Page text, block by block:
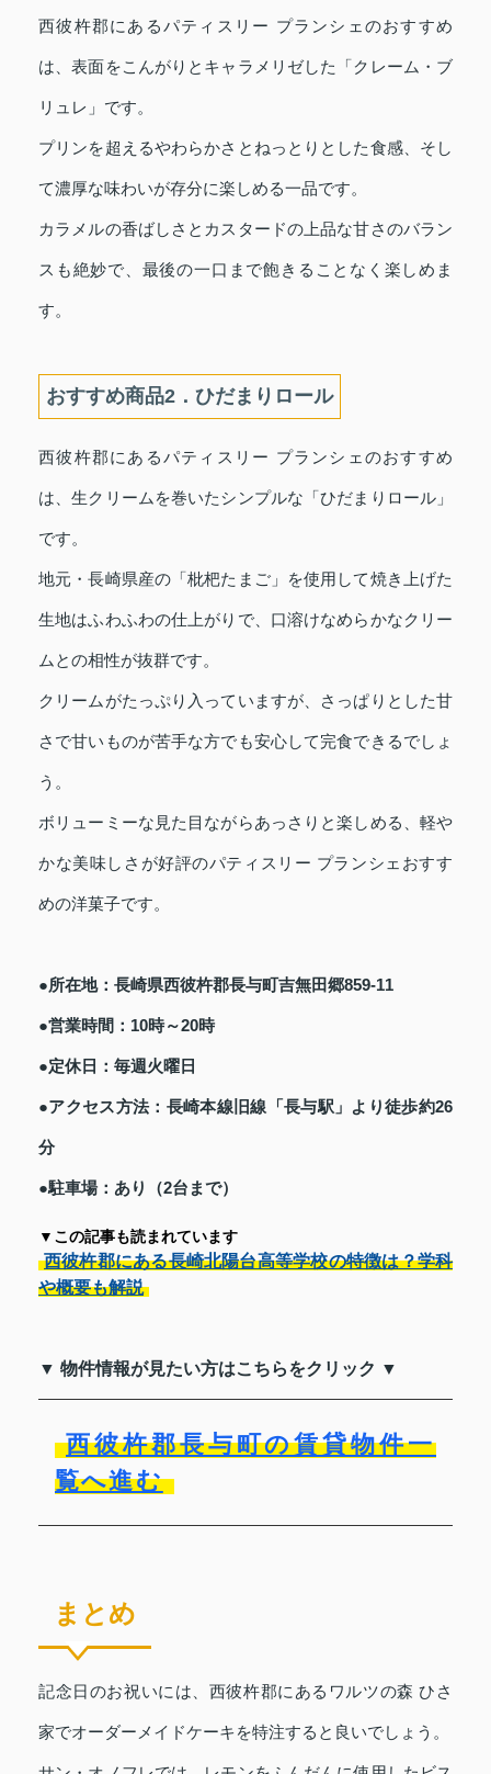
西彼杵郡にあるパティスリー プランシェのおすすめ
は、表面をこんがりとキャラメリゼした「クレーム・ブ
リュレ」です。
プリンを超えるやわらかさとねっとりとした食感、そし
て濃厚な味わいが存分に楽しめる一品です。
カラメルの香ばしさとカスタードの上品な甘さのバラン
スも絶妙で、最後の一口まで飽きることなく楽しめま
す。
おすすめ商品2．ひだまりロール
西彼杵郡にあるパティスリー プランシェのおすすめ
は、生クリームを巻いたシンプルな「ひだまりロール」
です。
地元・長崎県産の「枇杷たまご」を使用して焼き上げた
生地はふわふわの仕上がりで、口溶けなめらかなクリー
ムとの相性が抜群です。
クリームがたっぷり入っていますが、さっぱりとした甘
さで甘いものが苦手な方でも安心して完食できるでしょ
う。
ボリューミーな見た目ながらあっさりと楽しめる、軽や
かな美味しさが好評のパティスリー プランシェおすす
めの洋菓子です。
●所在地：長崎県西彼杵郡長与町吉無田郷859-11
●営業時間：10時～20時
●定休日：毎週火曜日
●アクセス方法：長崎本線旧線「長与駅」より徒歩約26
分
●駐車場：あり（2台まで）
▼この記事も読まれています
西彼杵郡にある長崎北陽台高等学校の特徴は？学科
や概要も解説
▼ 物件情報が見たい方はこちらをクリック ▼
西彼杵郡長与町の賃貸物件一
覧へ進む
まとめ
記念日のお祝いには、西彼杵郡にあるワルツの森 ひさ
家でオーダーメイドケーキを特注すると良いでしょう。